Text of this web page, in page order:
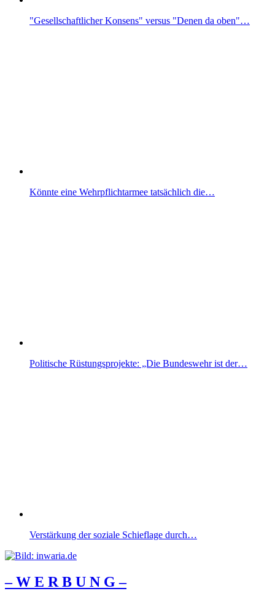
"Gesellschaftlicher Konsens" versus "Denen da oben"…
Könnte eine Wehrpflichtarmee tatsächlich die…
Politische Rüstungsprojekte: „Die Bundeswehr ist der…
Verstärkung der soziale Schieflage durch…
– W Ε R Β U Ν G –